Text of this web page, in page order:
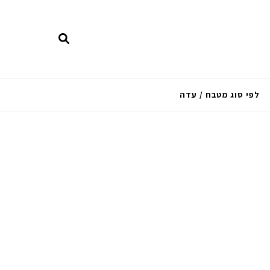
לפי סוג מטבח / עדה